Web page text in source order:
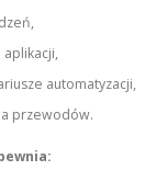
aplikacji,
automatyzacji,
przewodów.